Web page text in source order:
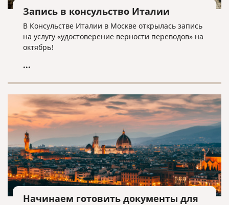
Запись в консульство Италии
В Консульстве Италии в Москве открылась запись
на услугу «удостоверение верности переводов» на
октябрь!
...
Начинаем готовить документы для